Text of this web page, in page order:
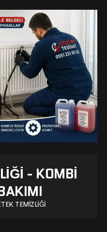
- KOMBI
TEMIZLIĞI